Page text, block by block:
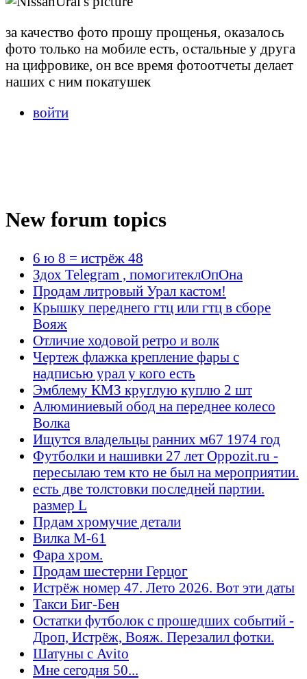
за качество фото прошу прощенья, оказалось
фото только на мобиле есть, остальные у друга
на цифровике, он все время фотоотчеты делает
наших с ним покатушек
войти
New forum topics
6 ю 8 = истрёж 48
Здох Telegram , помогитеклОпОна
Продам литровый Урал кастом!
Крышку переднего гтц или гтц в сборе
Вояж
Отличие ходовой ретро и волк
Чертеж флажка крепление фары с
надписью урал у кого есть
Эмблему КМЗ круглую куплю 2 шт
Алюминиевый обод на переднее колесо
Волка
Ищутся владельцы ранних м67 1974 год
Футболки и нашивки 27 лет Oppozit.ru -
пересылаю тем кто не был на мероприятии.
есть две толстовки последней партии.
размер L
Прдам хромучие детали
Вилка М-61
Фара хром.
Продам шестерни Герцог
Истрёж номер 47. Лето 2026. Вот эти даты
Такси Биг-Бен
Остатки футболок с прошедших событий -
Дроп, Истрёж, Вояж. Перезалил фотки.
Шатуны с Avito
Мне сегодня 50...